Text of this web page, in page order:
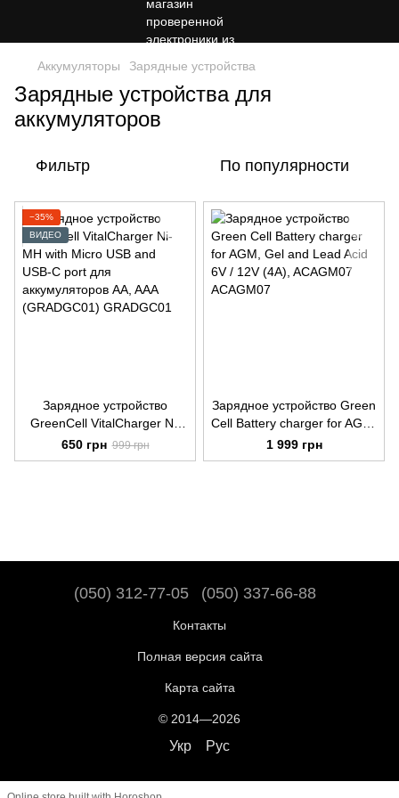
Аккумуляторы Зарядные устройства
Зарядные устройства для
аккумуляторов
Фильтр По популярности
−35%
ВИДЕО
Зарядное устройство
GreenCell VitalCharger Ni-
MH with Micro USB and
USB-C port для
650 грн 999 грн
Зарядное устройство Green
Cell Battery charger for AGM,
Gel and Lead Acid 6V / 12V
(4A), ACAGM07
1 999 грн
(050) 312-77-05 (050) 337-66-88
Контакты
Полная версия сайта
Карта сайта
© 2014—2026
Укр Рус